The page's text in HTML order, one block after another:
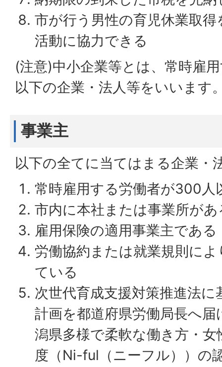
市が行う男性の育児休業取
活動に協力できる
(注意)中小企業等とは、常時雇
以下の企業・法人等をいいます
事業主
以下の全てに当てはまる企業・
常時雇用する労働者が300人
市内に本社または事業所があ
雇用保険の適用事業主である
労働協約または就業規則に
ている
次世代育成支援対策推進法
計画を都道府県労働局長へ
潟県多様で柔軟な働き方・
度（Ni-ful（ニーフル））の